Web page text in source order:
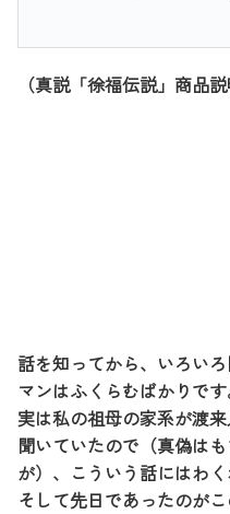
（真説「徐福伝説」商品説
話を知ってから、いろい
マンはふくらむばかりです
実は私の祖母の家系が渡
聞いていたので（真偽は
が）、こういう話にはわ
そして先日であったのがこ